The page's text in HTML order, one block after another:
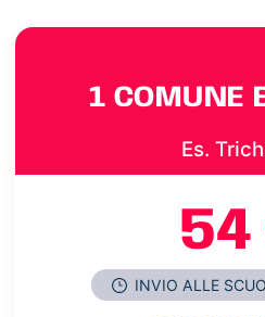
1 COMUNE
Es.
54
INVIO ALLE